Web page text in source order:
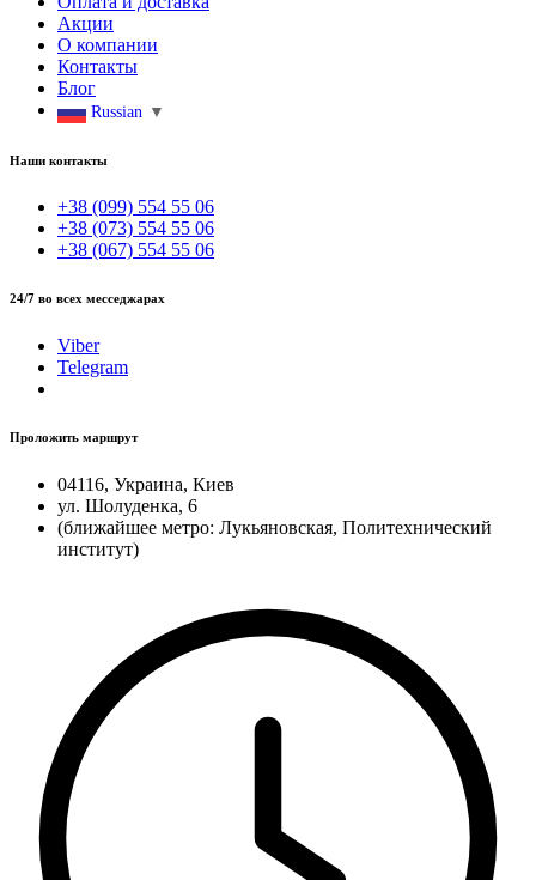
Акции
О компании
Контакты
Блог
Russian ▼
Наши контакты
+38 (099) 554 55 06
+38 (073) 554 55 06
+38 (067) 554 55 06
24/7 во всех месседжарах
Viber
Telegram
Проложить маршрут
04116, Украина, Киев
ул. Шолуденка, 6
(ближайшее метро: Лукьяновская, Политехнический
институт)